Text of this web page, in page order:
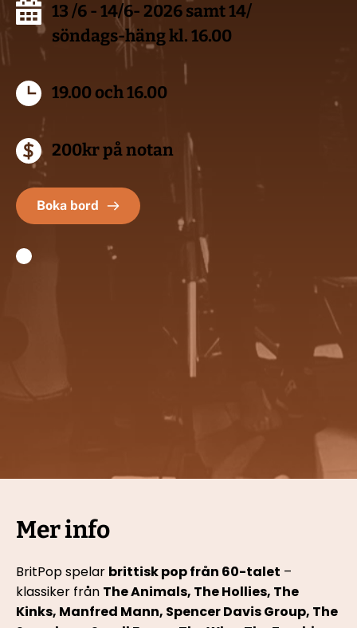
13 /6 - 14/6- 2026 samt 14/
söndags-häng kl. 16.00
19.00 och 16.00
200kr på notan
Boka bord
Mer info
BritPop spelar brittisk pop från 60-talet –
klassiker från The Animals, The Hollies, The
Kinks, Manfred Mann, Spencer Davis Group, The